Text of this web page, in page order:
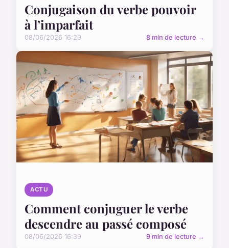
Conjugaison du verbe pouvoir
à l’imparfait
08/06/2026 16:29 8 min de lecture →
ACTU
Comment conjuguer le verbe
descendre au passé composé
08/06/2026 16:39 9 min de lecture →